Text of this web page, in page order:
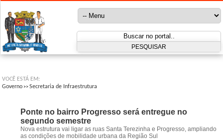
VOCÊ ESTÁ EM:
Governo >>Secretaria de Infraestrutura
Ponte no bairro Progresso será entregue no
segundo semestre
Nova estrutura vai ligar as ruas Santa Terezinha e Progresso, ampliando
as condições de mobilidade urbana da Região Sul